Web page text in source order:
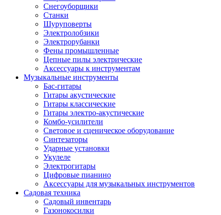
Снегоуборщики
Станки
Шуруповерты
Электролобзики
Электрорубанки
Фены промышленные
Цепные пилы электрические
Аксессуары к инструментам
Музыкальные инструменты
Бас-гитары
Гитары акустические
Гитары классические
Гитары электро-акустические
Комбо-усилители
Световое и сценическое оборудование
Синтезаторы
Ударные установки
Укулеле
Электрогитары
Цифровые пианино
Аксессуары для музыкальных инструментов
Садовая техника
Садовый инвентарь
Газонокосилки